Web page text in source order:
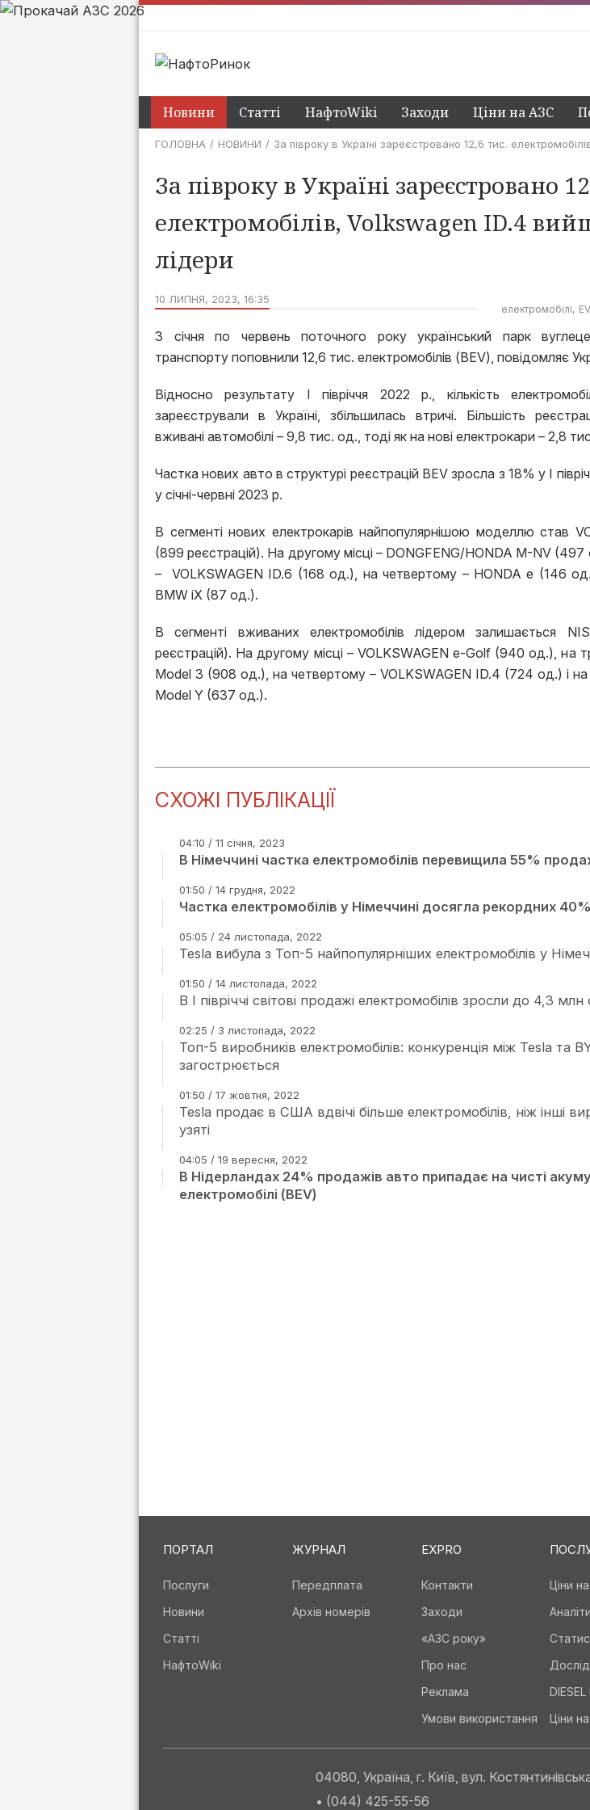
Новини Статті НафтоWiki Заходи Ціни на АЗС
ГОЛОВНА НОВИНИ За півроку в Україні зареєстровано 12,6 тис.
За півроку в Україні зареєстровано
електромобілів, Volkswagen ID.4
лідери
10 ЛИПНЯ, 2023, 16:35
електромобілі EV
З січня по червень поточного року український парк
транспорту поповнили 12,6 тис. електромобілів (BEV), повідомляє
Відносно результату І півріччя 2022 р., кількість
зареєстрували в Україні, збільшилась втричі. Більшість
вживані автомобілі – 9,8 тис. од., тоді як на нові електрокари – 2,8
Частка нових авто в структурі реєстрацій BEV зросла з 18% у І
у січні-червні 2023 р.
В сегменті нових електрокарів найпопулярнішою моделлю став
(899 реєстрацій). На другому місці – DONGFENG/HONDA M-NV
– VOLKSWAGEN ID.6 (168 од.), на четвертому – HONDA е (146
BMW iX (87 од.).
В сегменті вживаних електромобілів лідером залишається
реєстрацій). На другому місці – VOLKSWAGEN е-Golf (940 од.), на
Model 3 (908 од.), на четвертому – VOLKSWAGEN ID.4 (724 од.) і на
Model Y (637 од.).
СХОЖІ ПУБЛІКАЦІЇ
04:10 / 11 січня, 2023
В Німеччині частка електромобілів перевищила 55%
01:50 / 14 грудня, 2022
Частка електромобілів у Німеччині досягла рекордних
05:05 / 24 листопада, 2022
Tesla вибула з Топ-5 найпопулярніших електромобілів у
01:50 / 14 листопада, 2022
В І півріччі світові продажі електромобілів зросли до 4,3 млн
02:25 / 3 листопада, 2022
Топ-5 виробників електромобілів: конкуренція між Tesla та
загострюється
01:50 / 17 жовтня, 2022
Tesla продає в США вдвічі більше електромобілів, ніж інші
узяті
04:05 / 19 вересня, 2022
В Нідерландах 24% продажів авто припадає на чисті
електромобілі (BEV)
ПОРТАЛ
Послуги
Новини
Статті
НафтоWiki
ЖУРНАЛ
Передплата
Архів номерів
EXPRO
Контакти
Заходи
«АЗС року»
Про нас
Реклама
Умови використання
Ціни
DIESEL
Ціни
04080, Україна, г. Київ, вул.
• (044) 425-55-56